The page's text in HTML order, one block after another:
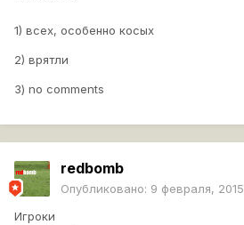
1) всех, особенно косых
2) врятли
3) no comments
redbomb
Опубликовано: 9 февраля, 2015
Игроки